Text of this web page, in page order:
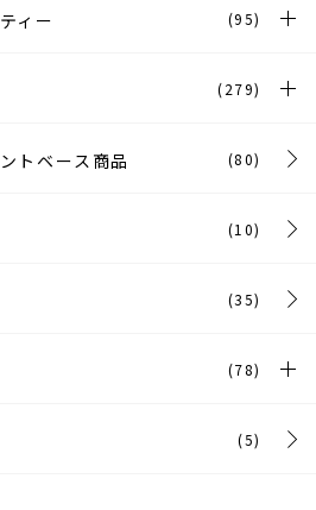
ィー (95)
(279)
トベース商品 (80)
(10)
(35)
(78)
(5)